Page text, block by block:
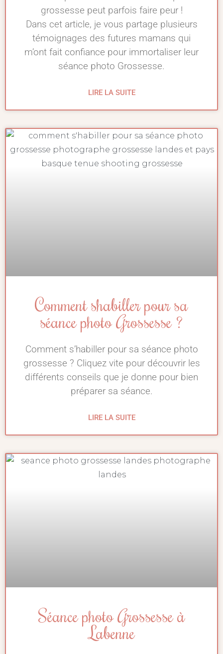
grossesse peut parfois faire peur !
Dans cet article, je vous partage plusieurs
témoignages des futures mamans qui
m’ont fait confiance pour immortaliser leur
séance photo Grossesse.
LIRE LA SUITE
Comment s’habiller pour sa
séance photo Grossesse ?
Comment s’habiller pour sa séance photo
grossesse ? Cliquez vite pour découvrir les
différents conseils que je donne pour bien
préparer sa séance.
LIRE LA SUITE
Séance photo Grossesse à
Labenne